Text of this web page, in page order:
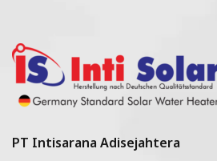
PT Intisarana Adisejahtera